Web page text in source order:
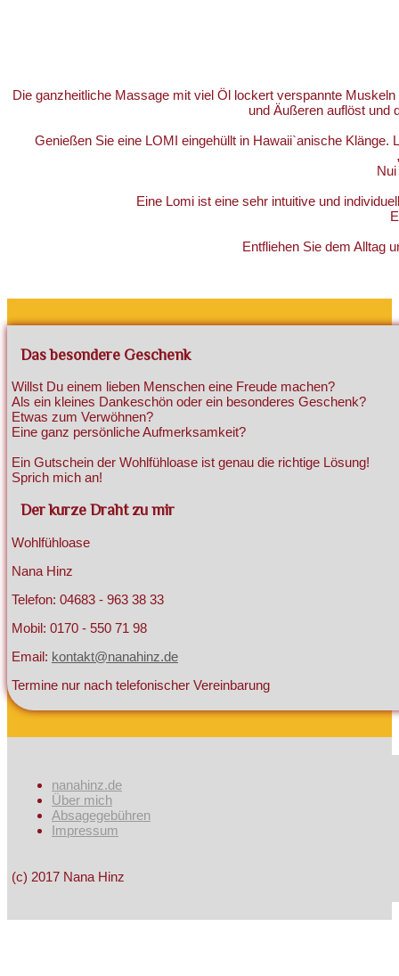
Die ganzheitliche Massage mit viel Öl lockert verspannte
und Äußeren auflöst und
Genießen Sie eine LOMI eingehüllt in Hawaii`anische Klänge.
Eine Lomi ist eine sehr intuitive und
Entfliehen Sie dem Alltag
Das besondere Geschenk
Willst Du einem lieben Menschen eine Freude machen?
Als ein kleines Dankeschön oder ein besonderes Geschenk?
Etwas zum Verwöhnen?
Eine ganz persönliche Aufmerksamkeit?
Ein Gutschein der Wohlfühloase ist genau die richtige Lösung!
Sprich mich an!
Der kurze Draht zu mir
Wohlfühloase
Nana Hinz
Telefon: 04683 - 963 38 33
Mobil: 0170 - 550 71 98
Email: kontakt@nanahinz.de
Termine nur nach telefonischer Vereinbarung
nanahinz.de
Über mich
Absagegebühren
Impressum
(c) 2017 Nana Hinz